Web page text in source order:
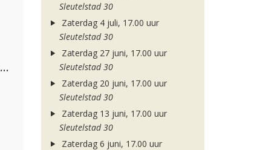
Kriss Kross Amsterdam, Luísa Sonza & Willy William
Sleutelstad 30
Zaterdag 4 juli, 17.00 uur
Sleutelstad 30
Zaterdag 27 juni, 17.00 uur
Sleutelstad 30
Zaterdag 20 juni, 17.00 uur
Sleutelstad 30
Zaterdag 13 juni, 17.00 uur
Sleutelstad 30
Zaterdag 6 juni, 17.00 uur